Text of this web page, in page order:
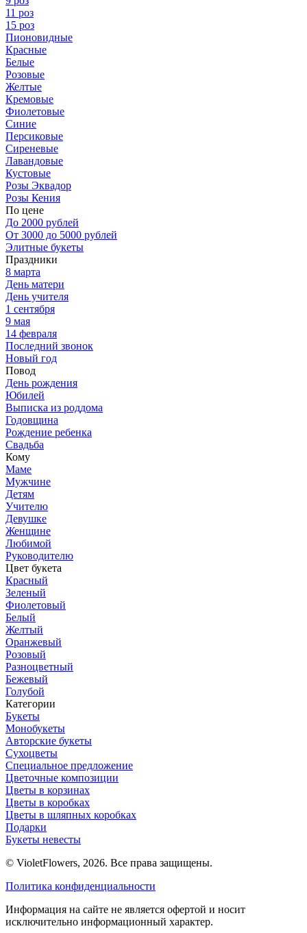
11 роз
15 роз
Пионовидные
Красные
Белые
Розовые
Желтые
Кремовые
Фиолетовые
Синие
Персиковые
Сиреневые
Лавандовые
Кустовые
Розы Эквадор
Розы Кения
По цене
До 2000 рублей
От 3000 до 5000 рублей
Элитные букеты
Праздники
8 марта
День матери
День учителя
1 сентября
9 мая
14 февраля
Последний звонок
Новый год
Повод
День рождения
Юбилей
Выписка из роддома
Годовщина
Рождение ребенка
Свадьба
Кому
Маме
Мужчине
Детям
Учителю
Девушке
Женщине
Любимой
Руководителю
Цвет букета
Красный
Зеленый
Фиолетовый
Белый
Желтый
Оранжевый
Розовый
Разноцветный
Бежевый
Голубой
Категории
Букеты
Монобукеты
Авторские букеты
Сухоцветы
Специальное предложение
Цветочные композиции
Цветы в корзинах
Цветы в коробках
Цветы в шляпных коробках
Подарки
Букеты невесты
© VioletFlowers, 2026. Все права защищены.
Политика конфиденциальности
Информация на сайте не является офертой и носит
исключительно информационный характер.